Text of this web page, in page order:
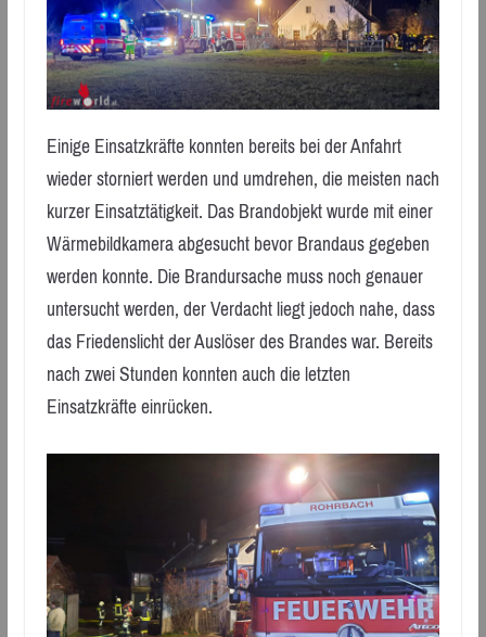
Einige Einsatzkräfte konnten bereits bei der Anfahrt
wieder storniert werden und umdrehen, die meisten nach
kurzer Einsatztätigkeit. Das Brandobjekt wurde mit einer
Wärmebildkamera abgesucht bevor Brandaus gegeben
werden konnte. Die Brandursache muss noch genauer
untersucht werden, der Verdacht liegt jedoch nahe, dass
das Friedenslicht der Auslöser des Brandes war. Bereits
nach zwei Stunden konnten auch die letzten
Einsatzkräfte einrücken.